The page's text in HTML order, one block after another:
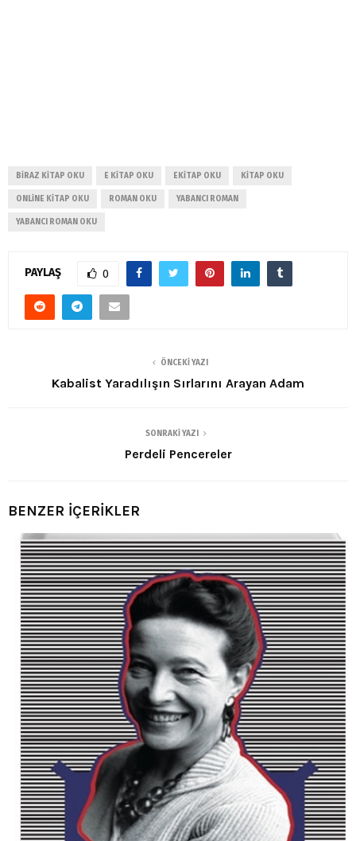
BIRAZ KITAP OKU E KITAP OKU EKITAP OKU KITAP OKU
ONLINE KITAP OKU ROMAN OKU YABANCI ROMAN
YABANCI ROMAN OKU
PAYLAŞ 0
ÖNCEKI YAZI
Kabalist Yaradılışın Sırlarını Arayan Adam
SONRAKI YAZI
Perdeli Pencereler
BENZER İÇERİKLER